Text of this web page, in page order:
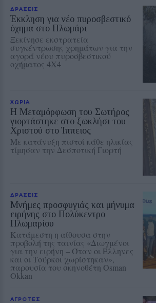
ΔΡΑΣΕΙΣ
Έκκληση για νέο πυροσβεστικό
όχημα στο Πλωμάρι
Ξεκίνησε εκστρατεία
συγκέντρωσης χρημάτων για την
αγορά νέου πυροσβεστικού
οχήματος 4Χ4
ΧΩΡΙΑ
Η Μεταμόρφωση του Σωτήρος
γιορτάστηκε στο ξωκλήσι του
Χριστού στο Ίππειος
Με κατάνυξη πιστοί κάθε ηλικίας
τίμησαν την Δεσποτική Γιορτή
ΔΡΑΣΕΙΣ
Μνήμες προσφυγιάς και μήνυμα
ειρήνης στο Πολύκεντρο
Πλωμαρίου
Κατάμεστη η αίθουσα στην
προβολή της ταινίας «Διωγμένοι
για την ειρήνη – Όταν οι Έλληνες
και οι Τούρκοι χωρίστηκαν»,
παρουσία του σκηνοθέτη Osman
Okkan
ΑΓΡΟΤΕΣ